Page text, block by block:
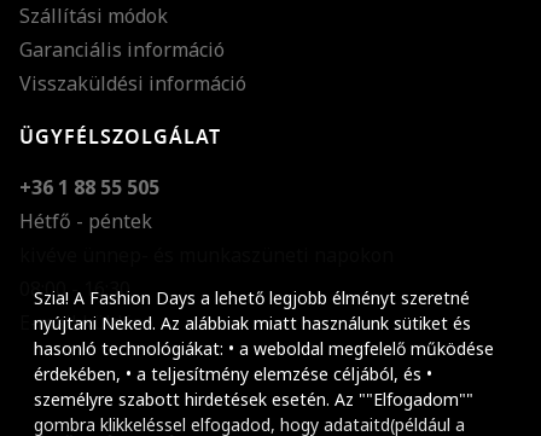
Szia! A Fashion Days a lehető legjobb élményt szeretné
nyújtani Neked. Az alábbiak miatt használunk sütiket és
hasonló technológiákat: • a weboldal megfelelő működése
érdekében, • a teljesítmény elemzése céljából, és •
személyre szabott hirdetések esetén. Az ""Elfogadom""
gombra klikkeléssel elfogadod, hogy adataitd(például a
Szállítási módok
Garanciális információ
Visszaküldési információ
ÜGYFÉLSZOLGÁLAT
+36 1 88 55 505
Hétfő - péntek
08:00 - 16:30
E-mail küldése
Szöveg méretének
Szóköz növelése
Szóköz csökkentése